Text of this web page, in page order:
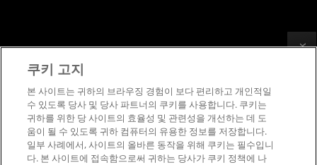
이사위원회
거버넌스 문서
SEC 신고서
상표
공급망 투명성
공정 및 공개 경쟁
영국 세금 전략
쿠키 정책
쿠키 고지
본 사이트는 귀하의 브라우징 경험이 보다 편리하고 개인적일
수 있도록 당사 및 당사 파트너의 쿠키를 사용합니다. 쿠키는
귀하를 위한 당 사이트의 효율성 및 관련성을 개선하는 데 도
움이 될 수 있도록 귀하 컴퓨터의 유용한 정보를 저장합니다.
일부 사례에서, 사이트의 올바른 동작을 위해 쿠키는 필수입니
다. 본 사이트에 접속함으로써 귀하는 당사가 쿠키 정책에 나